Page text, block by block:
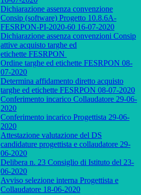
Dichiarazione assenza convenzione
Consip (software) Progetto 10.8.6A-
FESRPON-PI-2020-60 16-07-2020
Dichiarazione assenza convenzioni Consip
attive acquisto targhe ed
etichette FESRPON
Ordine targhe ed etichette FESRPON 08-
07-2020
Determina affidamento diretto acquisto
targhe ed etichette FESRPON 08-07-2020
Conferimento incarico Collaudatore 29-06-
2020
Conferimento incarico Progettista 29-06-
2020
Attestazione valutazione del DS
candidature progettista e collaudatore 29-
06-2020
Delibera n. 23 Consiglio di Istituto del 23-
06-2020
Avviso selezione interna Progettista e
Collaudatore 18-06-2020